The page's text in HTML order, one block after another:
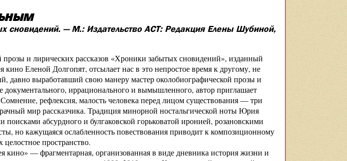
сновидений. — М.: Издательство АСТ: Редакция Елены Шубиной,
и лирических рассказов «Хроники забытых сновидений», изданный
Еленой Долгопят, отсылает нас в это непростое время к другому, не
давно выработавший свою манеру мастер околобиографической прозы и
документального, иррационального и вымышленного, автор приглашает
рефлексия, малость человека перед лицом существования — три
мир рассказчика. Традиция минорной ностальгической ноты Юрия
поисками абсурдного и булгаковской горьковатой иронией, розановскими
но кажущаяся ослабленность повествования приводит к композиционному
пространство.
кино» — фрагментарная, организованная в виде дневника история жизни и